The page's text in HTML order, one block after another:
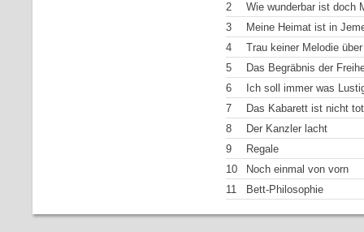
2
Wie wunderbar ist doch
3
Meine Heimat ist in
4
Trau keiner Melodie
5
Das Begräbnis der
6
Ich soll immer was
7
Das Kabarett ist nicht tot
8
Der Kanzler lacht
9
Regale
10
Noch einmal von vorn
11
Bett-Philosophie